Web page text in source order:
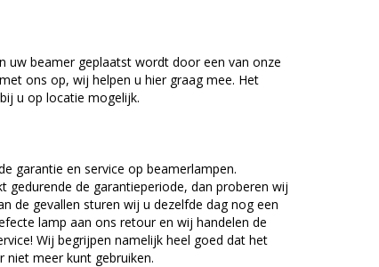
uw beamer geplaatst wordt door een van onze
met ons op, wij helpen u hier graag mee. Het
u op locatie mogelijk.
garantie en service op beamerlampen.
gedurende de garantieperiode, dan proberen wij
de gevallen sturen wij u dezelfde dag nog een
lamp aan ons retour en wij handelen de
Wij begrijpen namelijk heel goed dat het
niet meer kunt gebruiken.